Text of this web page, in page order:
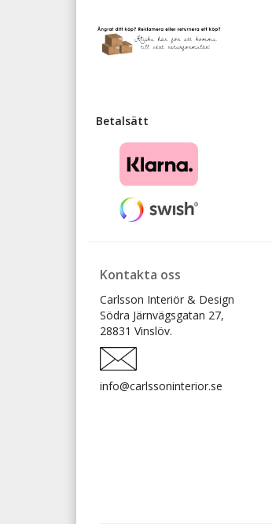
Betalsätt
Kontakta oss
Carlsson Interiör & Design
Södra Järnvägsgatan 27,
28831 Vinslöv.
info@carlssoninterior.se